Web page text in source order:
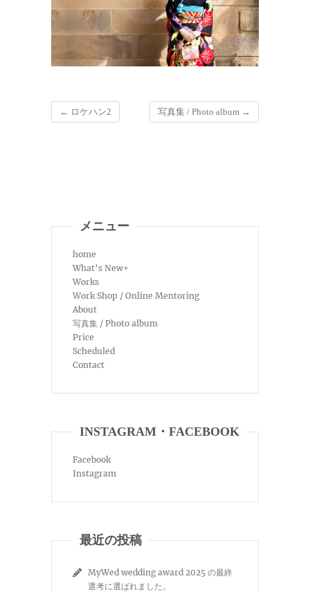
← ロケハン2 写真集 / Photo album →
メニュー
home
What’s New+
Works
Work Shop / Online Mentoring
About
写真集 / Photo album
Price
Scheduled
Contact
INSTAGRAM・FACEBOOK
Facebook
Instagram
最近の投稿
MyWed wedding award 2025 の最終
選考に選ばれました。